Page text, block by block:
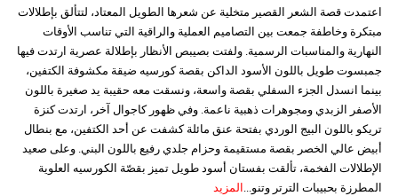
اعتمدت قصة الشعر القصير متخلية عن شعرها الطويل المعتاد، لتتألق بإطلالات
مبتكرة وخاطفة جمعت بين التصاميم العملية والراقية التي تناسب الأوقات
النهارية والمناسبات الرسمية. ولفتت بصيبص الأنظار بإطلالة عصرية ارتدت فيها
جمبسوت طويل باللون الأسود الداكن بقصة كورسيه ضيقة مكشوفة الكتفين،
بينما انسدل الجزء السفلي بقصة واسعة، ونسقت معه حقيبة يد صغيرة باللون
الأصفر الزبدي ومجوهرات ذهبية ناعمة. وفي ظهور كاجوال آخر، ارتدت كنزة
تريكو باللون البيج الوردي بفتحة عنق مائلة كشفت عن أحد الكتفين، مع بنطال
أبيض عالي الخصر بقصة مستقيمة وحزام جلدي رفيع باللون البني. وعلى صعيد
الإطلالات الفخمة، تألقت بفستان أسود طويل تميز بقصّة الكورسيه العلوية
المطرزة بحبيبات الترتر وتنو... المزيد